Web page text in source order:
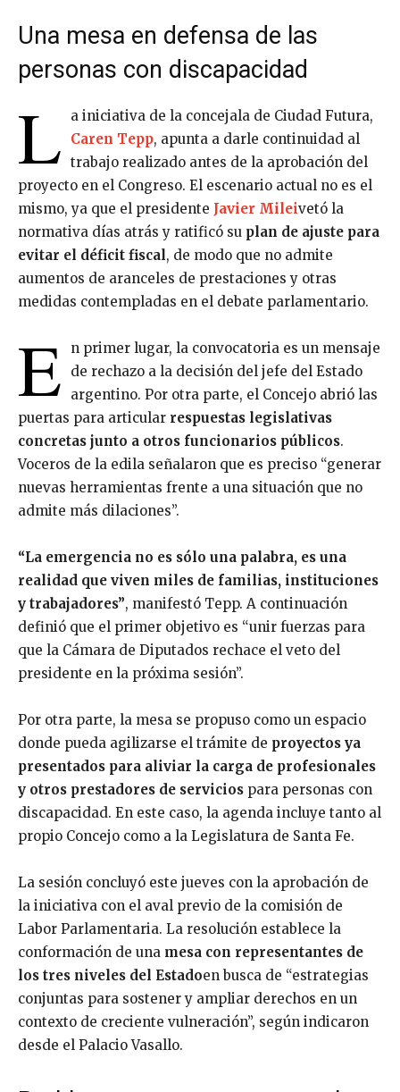
Una mesa en defensa de las
personas con discapacidad
L
a iniciativa de la concejala de Ciudad Futura,
Caren Tepp, apunta a darle continuidad al
trabajo realizado antes de la aprobación del
proyecto en el Congreso. El escenario actual no es el
mismo, ya que el presidente Javier Mileivetó la
normativa días atrás y ratificó su plan de ajuste para
evitar el déficit fiscal, de modo que no admite
aumentos de aranceles de prestaciones y otras
medidas contempladas en el debate parlamentario.
E
n primer lugar, la convocatoria es un mensaje
de rechazo a la decisión del jefe del Estado
argentino. Por otra parte, el Concejo abrió las
puertas para articular respuestas legislativas
concretas junto a otros funcionarios públicos.
Voceros de la edila señalaron que es preciso “generar
nuevas herramientas frente a una situación que no
admite más dilaciones”.
“La emergencia no es sólo una palabra, es una
realidad que viven miles de familias, instituciones
y trabajadores”, manifestó Tepp. A continuación
definió que el primer objetivo es “unir fuerzas para
que la Cámara de Diputados rechace el veto del
presidente en la próxima sesión”.
Por otra parte, la mesa se propuso como un espacio
donde pueda agilizarse el trámite de proyectos ya
presentados para aliviar la carga de profesionales
y otros prestadores de servicios para personas con
discapacidad. En este caso, la agenda incluye tanto al
propio Concejo como a la Legislatura de Santa Fe.
La sesión concluyó este jueves con la aprobación de
la iniciativa con el aval previo de la comisión de
Labor Parlamentaria. La resolución establece la
conformación de una mesa con representantes de
los tres niveles del Estadoen busca de “estrategias
conjuntas para sostener y ampliar derechos en un
contexto de creciente vulneración”, según indicaron
desde el Palacio Vasallo.